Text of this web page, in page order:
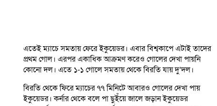
এতেই ম্যাচে সমতায় ফেরে ইকুয়েডর। এবার বিশ্বকাপে এটাই তাদের
প্রথম গোল। এরপর একাধিক আক্রমণ করেও গোলের দেখা পায়নি
কোনো দল। এতে ১-১ গোলে সমতায় থেকে বিরতি যায় দু’দল।
বিরতি থেকে ফিরে ম্যাচের ৭৭ মিনিটে আবারও গোলের দেখা পায়
ইকুয়েডর। কর্নার থেকে বলে পা ছুইঁয়ে জালে জড়ান ইকুয়েডর